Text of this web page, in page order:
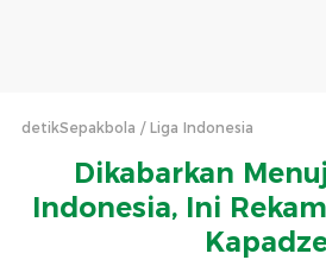
detikSepakbola Liga Indonesia
Dikabarkan
Indonesia, Ini